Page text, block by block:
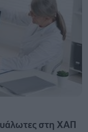
στη ΧΑΠ